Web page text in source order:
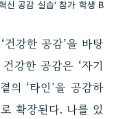
신 공감 실습’ 참가 학생 B
강한 공감’을 바탕
강한 공감은 ‘자기
의 ‘타인’을 공감하
확장된다. 나를 있